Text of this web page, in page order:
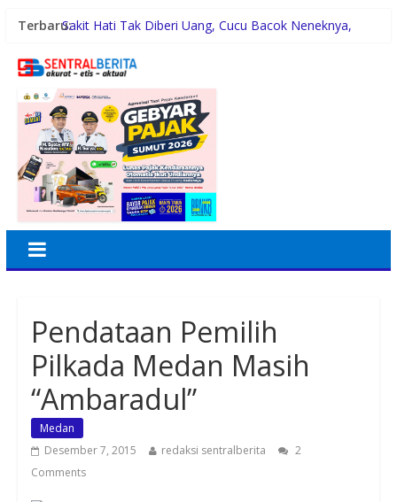
Terbaru:Sakit Hati Tak Diberi Uang, Cucu Bacok Neneknya,
Malam Minggu Bersama Warga Medan Tembung, Rico
Dayang Nan Tujuh Menggetarkan Gedung Kesenian
Jakarta
PTPN Group melalui PTPN IV Regional VII Dukung
Peningkatan Kompetensi Aparatur Perkebunan Lewat
Pelatihan Avenza Maps di Way Kanan
42 Wartawan Berlaga di Turnamen Catur GRIB Jaya
Labuhanbatu
Pendataan Pemilih
Pilkada Medan Masih
“Ambaradul”
Medan
Desember 7, 2015
redaksi sentralberita
2
Comments